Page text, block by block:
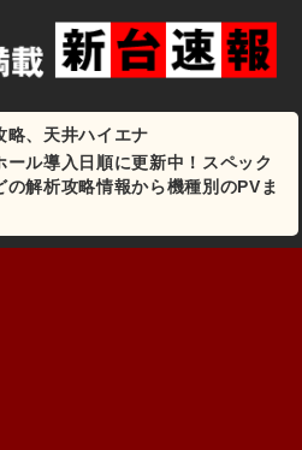
略、天井ハイエナ
ル導入日順に更新中！スペック
解析攻略情報から機種別のPVま